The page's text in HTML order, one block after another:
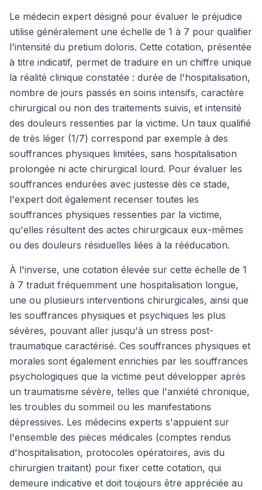
Le médecin expert désigné pour évaluer le préjudice
utilise généralement une échelle de 1 à 7 pour qualifier
l'intensité du pretium doloris. Cette cotation, présentée
à titre indicatif, permet de traduire en un chiffre unique
la réalité clinique constatée : durée de l'hospitalisation,
nombre de jours passés en soins intensifs, caractère
chirurgical ou non des traitements suivis, et intensité
des douleurs ressenties par la victime. Un taux qualifié
de très léger (1/7) correspond par exemple à des
souffrances physiques limitées, sans hospitalisation
prolongée ni acte chirurgical lourd. Pour évaluer les
souffrances endurées avec justesse dès ce stade,
l'expert doit également recenser toutes les
souffrances physiques ressenties par la victime,
qu'elles résultent des actes chirurgicaux eux-mêmes
ou des douleurs résiduelles liées à la rééducation.
À l'inverse, une cotation élevée sur cette échelle de 1
à 7 traduit fréquemment une hospitalisation longue,
une ou plusieurs interventions chirurgicales, ainsi que
les souffrances physiques et psychiques les plus
sévères, pouvant aller jusqu'à un stress post-
traumatique caractérisé. Ces souffrances physiques et
morales sont également enrichies par les souffrances
psychologiques que la victime peut développer après
un traumatisme sévère, telles que l'anxiété chronique,
les troubles du sommeil ou les manifestations
dépressives. Les médecins experts s'appuient sur
l'ensemble des pièces médicales (comptes rendus
d'hospitalisation, protocoles opératoires, avis du
chirurgien traitant) pour fixer cette cotation, qui
demeure indicative et doit toujours être appréciée au